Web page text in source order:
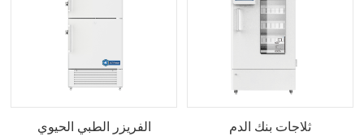
الفريزر الطبي الحيوي ثلاجات بنك الدم